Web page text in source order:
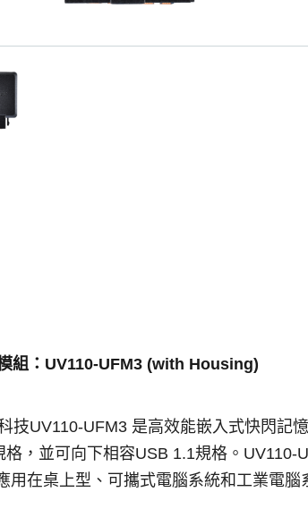
組：UV110-UFM3 (with Housing)
技UV110-UFM3 是高效能嵌入式快閃記
格，並可向下相容USB 1.1規格。
用在桌上型、可攜式電腦系統和工業電腦